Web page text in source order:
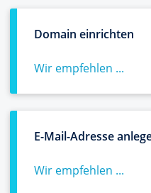
Domain einrichten
Wir empfehlen ...
E-Mail-Adresse
Wir empfehlen ...